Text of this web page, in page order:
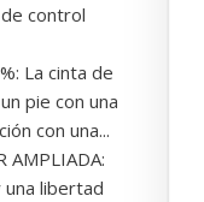
control
La cinta de
pie con una
con una...
AMPLIADA:
libertad